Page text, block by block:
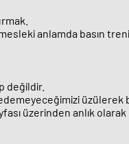
anlamda basın
değildir.
üzülerek
üzerinden anlık